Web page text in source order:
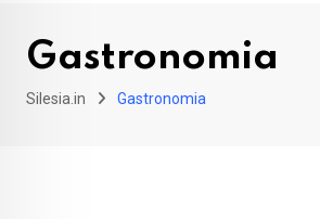
Gastronomia
Silesia.in Gastronomia